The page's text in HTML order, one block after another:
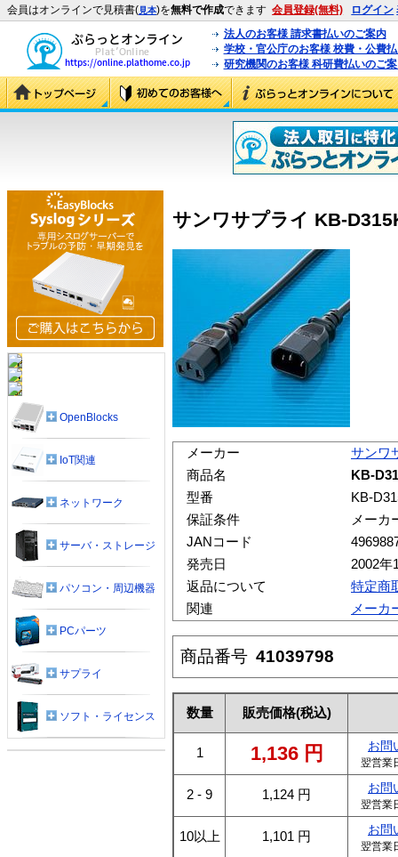
会員はオンラインで見積書(見本)を無料で作成できます 会員登録(無料) ログイン
法人のお客様 請求書払いのご案内
学校・官公庁のお客様 校費・公費
研究機関のお客様 科研費払いのご
サンワサプライ KB-
メーカー
サンワ
商品名
KB-
型番
KB-
保証条件
メーカ
JANコード
発売日
2002年
返品について
特定商
関連
メーカ
商品番号 41039798
数量 販売価格(税込)
1 1,136 円 お問
翌営業
2 - 9 1,124 円 お問
翌営業
10以上 1,101 円 お問
翌営業
OpenBlocks
IoT関連
ネットワーク
サーバ・ストレージ
パソコン・周辺機器
PCパーツ
サプライ
ソフト・ライセンス